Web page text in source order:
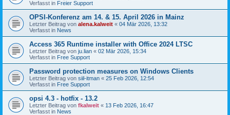
Verfasst in Freier Support
OPSI-Konferenz am 14. & 15. April 2026 in Mainz
Letzter Beitrag von alena.kalweit « 04 Mär 2026, 13:32
Verfasst in News
Access 365 Runtime installer with Office 2024 LTSC
Letzter Beitrag von ju.lian « 02 Mär 2026, 15:34
Verfasst in Free Support
Password protection measures on Windows Clients
Letzter Beitrag von siil-itman « 25 Feb 2026, 12:54
Verfasst in Free Support
opsi 4.3 - hotfix - 13.2
Letzter Beitrag von fkalweit « 13 Feb 2026, 16:47
Verfasst in News